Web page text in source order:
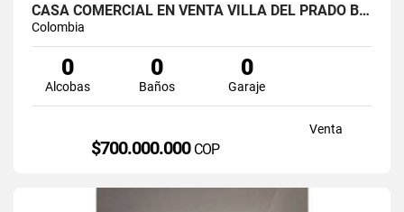
CASA COMERCIAL EN VENTA VILLA DEL PRADO BOGOTÁ NORTE
Colombia
0
Alcobas
0
Baños
0
Garaje
Venta
$700.000.000 COP